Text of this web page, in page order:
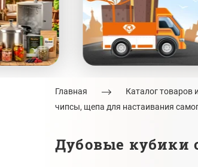
Главная Каталог товаров
чипсы, щепа для настаивания
Дубовые кубики